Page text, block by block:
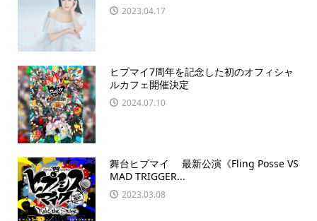
2023.04.17
ヒプマイ7周年を記念した初のオフィシャ
ルカフェ開催決定
2024.07.10
舞台ヒプマイ 最新公演《Fling Posse VS
MAD TRIGGER...
2023.03.08